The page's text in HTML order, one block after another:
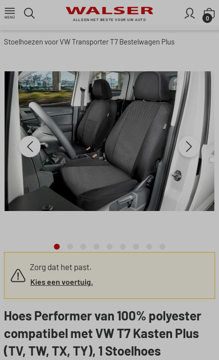
Ga naar de hoofdinhoud
ALLEEN HET BESTE VOOR UW AUTO 0
Stoelhoezen voor VW Transporter T7 Bestelwagen Plus
Zorg dat het past.
Kies een voertuig.
Hoes Performer van 100% polyester
compatibel met VW T7 Kasten Plus
(TV, TW, TX, TY), 1 Stoelhoes